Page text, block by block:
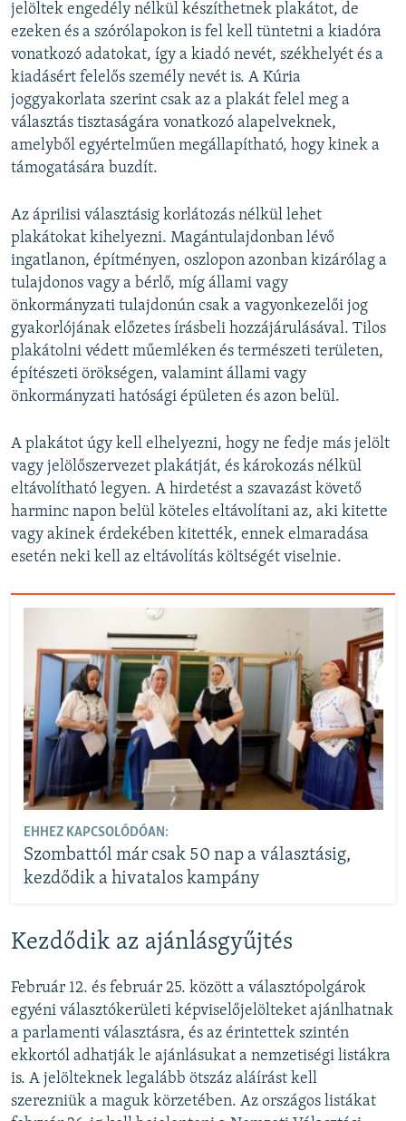
jelöltek engedély nélkül készíthetnek plakátot, de
ezeken és a szórólapokon is fel kell tüntetni a kiadóra
vonatkozó adatokat, így a kiadó nevét, székhelyét és a
kiadásért felelős személy nevét is. A Kúria
joggyakorlata szerint csak az a plakát felel meg a
választás tisztaságára vonatkozó alapelveknek,
amelyből egyértelműen megállapítható, hogy kinek a
támogatására buzdít.
Az áprilisi választásig korlátozás nélkül lehet
plakátokat kihelyezni. Magántulajdonban lévő
ingatlanon, építményen, oszlopon azonban kizárólag a
tulajdonos vagy a bérlő, míg állami vagy
önkormányzati tulajdonún csak a vagyonkezelői jog
gyakorlójának előzetes írásbeli hozzájárulásával. Tilos
plakátolni védett műemléken és természeti területen,
építészeti örökségen, valamint állami vagy
önkormányzati hatósági épületen és azon belül.
A plakátot úgy kell elhelyezni, hogy ne fedje más jelölt
vagy jelölőszervezet plakátját, és károkozás nélkül
eltávolítható legyen. A hirdetést a szavazást követő
harminc napon belül köteles eltávolítani az, aki kitette
vagy akinek érdekében kitették, ennek elmaradása
esetén neki kell az eltávolítás költségét viselnie.
EHHEZ KAPCSOLÓDÓAN:
Szombattól már csak 50 nap a választásig,
kezdődik a hivatalos kampány
Kezdődik az ajánlásgyűjtés
Február 12. és február 25. között a választópolgárok
egyéni választókerületi képviselőjelölteket ajánlhatnak
a parlamenti választásra, és az érintettek szintén
ekkortól adhatják le ajánlásukat a nemzetiségi listákra
is. A jelölteknek legalább ötszáz aláírást kell
szerezniük a maguk körzetében. Az országos listákat